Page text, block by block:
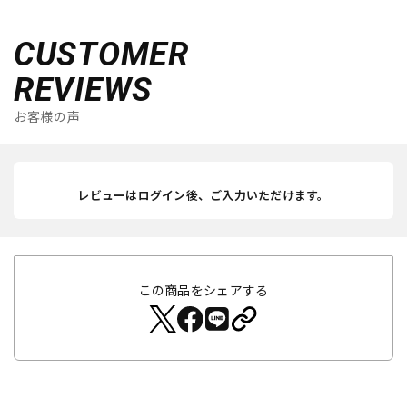
CUSTOMER
REVIEWS
お客様の声
レビューはログイン後、ご入力いただけます。
この商品をシェアする